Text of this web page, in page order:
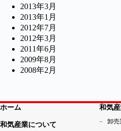
2013年3月
2013年1月
2012年7月
2012年3月
2011年6月
2009年8月
2008年2月
ホーム
和気産業について
和気
卸売